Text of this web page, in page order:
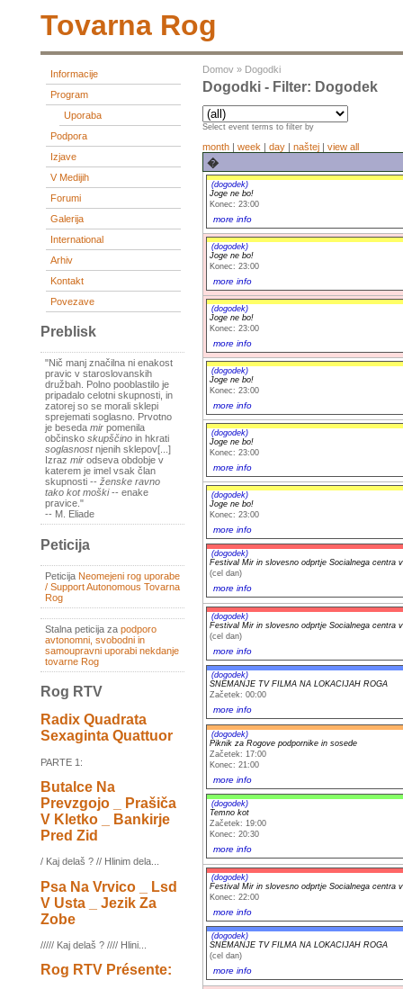
Tovarna Rog
Informacije
Program
Uporaba
Podpora
Izjave
V Medijih
Forumi
Galerija
International
Arhiv
Kontakt
Povezave
Preblisk
"Nič manj značilna ni enakost
pravic v staroslovanskih
družbah. Polno pooblastilo je
pripadalo celotni skupnosti, in
zatorej so se morali sklepi
sprejemati soglasno. Prvotno
je beseda mir pomenila
občinsko skupščino in hkrati
soglasnostnjenih sklepov[...]
Izraz mir odseva obdobje v
katerem je imel vsak član
skupnosti -- ženske ravno
tako kot moški-- enake
pravice."
-- M. Eliade
Peticija
Peticija Neomejeni rog uporabe
/ Support Autonomous Tovarna
Rog
Stalna peticija za podporo
avtonomni, svobodni in
samoupravni uporabi nekdanje
tovarne Rog
Rog RTV
Radix Quadrata
Sexaginta Quattuor
PARTE 1:
Butalce Na
Prevzgojo _ Prašiča
V Kletko _ Bankirje
Pred Zid
/ Kaj delaš ? // Hlinim dela...
Psa Na Vrvico _ Lsd
V Usta _ Jezik Za
Zobe
///// Kaj delaš ? //// Hlini...
Rog RTV Présente:
Domov » Dogodki
Dogodki - Filter: Dogodek
Select event terms to filter by
month | week | day | naštej | view all
�
(dogodek)
Joge ne bo!
Konec: 23:00
more info
(dogodek)
Joge ne bo!
Konec: 23:00
more info
(dogodek)
Joge ne bo!
Konec: 23:00
more info
(dogodek)
Joge ne bo!
Konec: 23:00
more info
(dogodek)
Joge ne bo!
Konec: 23:00
more info
(dogodek)
Joge ne bo!
Konec: 23:00
more info
(dogodek)
Festival Mir in slovesno odprtje Socialnega centra
(cel dan)
more info
(dogodek)
Festival Mir in slovesno odprtje Socialnega centra
(cel dan)
more info
(dogodek)
SNEMANJE TV FILMA NA LOKACIJAH ROGA
Začetek: 00:00
more info
(dogodek)
Piknik za Rogove podpornike in sosede
Začetek: 17:00
Konec: 21:00
more info
(dogodek)
Temno kot
Začetek: 19:00
Konec: 20:30
more info
(dogodek)
Festival Mir in slovesno odprtje Socialnega centra
Konec: 22:00
more info
(dogodek)
SNEMANJE TV FILMA NA LOKACIJAH ROGA
(cel dan)
more info